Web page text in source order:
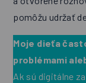
pomôžu udržať
Moje dieťa
problémami
Ak sú digitálne